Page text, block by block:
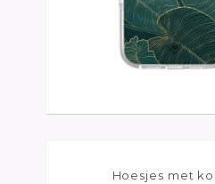
Hoesjes met